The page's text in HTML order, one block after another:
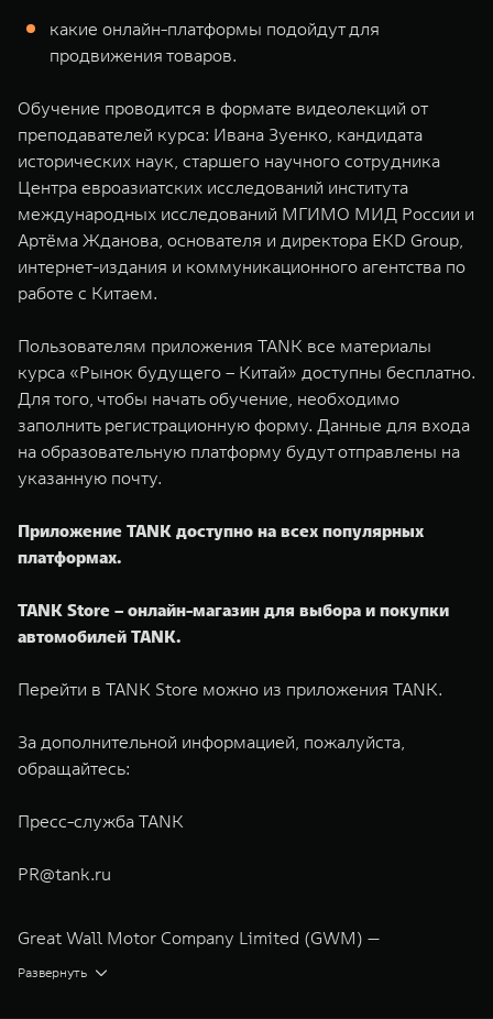
какие онлайн-платформы подойдут для
продвижения товаров.
Обучение проводится в формате видеолекций от
преподавателей курса: Ивана Зуенко, кандидата
исторических наук, старшего научного сотрудника
Центра евроазиатских исследований института
международных исследований МГИМО МИД России и
Артёма Жданова, основателя и директора EKD Group,
интернет-издания и коммуникационного агентства по
работе с Китаем.
Пользователям приложения TANK все материалы
курса «Рынок будущего – Китай» доступны бесплатно.
Для того, чтобы начать обучение, необходимо
заполнить регистрационную форму. Данные для входа
на образовательную платформу будут отправлены на
указанную почту.
Приложение TANK доступно на всех популярных
платформах.
TANK Store – онлайн-магазин для выбора и покупки
автомобилей TANK.
Перейти в TANK Store можно из приложения TANK.
За дополнительной информацией, пожалуйста,
обращайтесь:
Пресс-служба TANK
PR@tank.ru
Great Wall Motor Company Limited (GWM) —
глобальный производитель внедорожников,
Развернуть